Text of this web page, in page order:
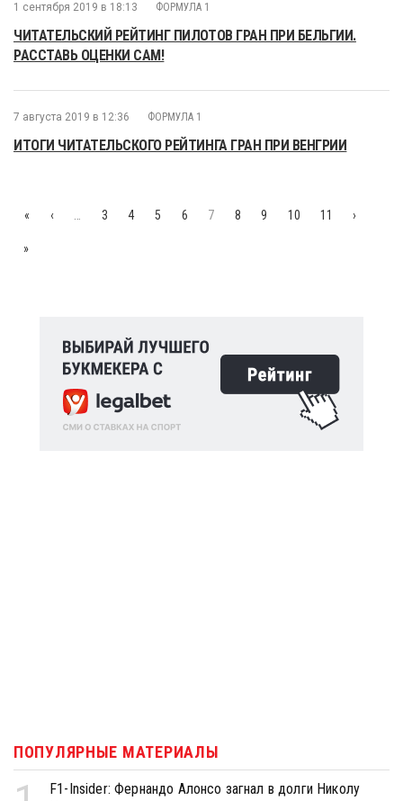
1 сентября 2019 в 18:13 ФОРМУЛА 1
ЧИТАТЕЛЬСКИЙ РЕЙТИНГ ПИЛОТОВ ГРАН ПРИ БЕЛЬГИИ.
РАССТАВЬ ОЦЕНКИ САМ!
7 августа 2019 в 12:36 ФОРМУЛА 1
ИТОГИ ЧИТАТЕЛЬСКОГО РЕЙТИНГА ГРАН ПРИ ВЕНГРИИ
« ‹ 3 4 5 6 7 8 9 10 11 ›
»
ПОПУЛЯРНЫЕ МАТЕРИАЛЫ
F1-Insider: Фернандо Алонсо загнал в долги Николу